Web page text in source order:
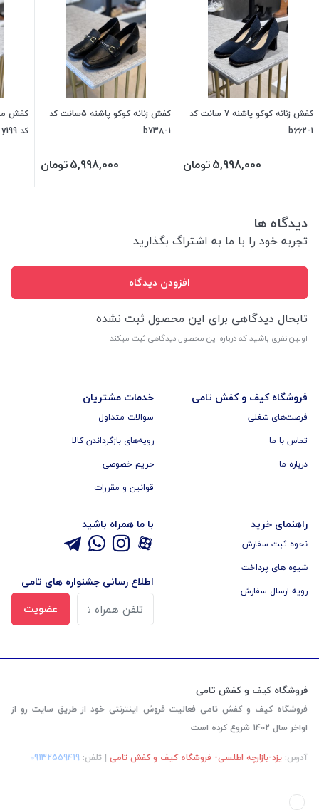
کفش زنانه کوکو پاشنه 7 سانت کد
b662-1
5,998,000تومان
کفش زنانه کوکو پاشنه 5سانت کد
b738-1
5,998,000تومان
کد y199
دیدگاه ها
تجربه خود را با ما به اشتراگ بگذارید
افزودن دیدگاه
تابحال دیدگاهی برای این محصول ثبت نشده
اولین نفری باشید که درباره این محصول دیدگاهی ثبت میکند
فروشگاه کیف و کفش تامی
فرصت‌های شغلی
تماس با ما
درباره ما
خدمات مشتریان
سوالات متداول
رویه‌های بازگرداندن کالا
حریم خصوصی
قوانین و مقررات
راهنمای خرید
نحوه ثبت سفارش
شیوه های پرداخت
رویه ارسال سفارش
با ما همراه باشید
اطلاع رسانی جشنواره های تامی
عضویت
فروشگاه کیف و کفش تامی
فروشگاه کیف و کفش تامی فعالیت فروش اینترنتی خود از طریق سایت رو از
اواخر سال 1402 شروع کرده است
آدرس: یزد-بازارچه اطلسی- فروشگاه کیف و کفش تامی | تلفن: ‎09132559419